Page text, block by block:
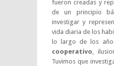
fueron creadas y
de un principio
investigar y
vida diaria de los
lo largo de los
cooperativo,
Tuvimos que